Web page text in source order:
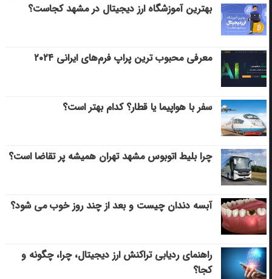
بهترین آموزشگاه ارز دیجیتال در مشهد کجاست؟
معرفی محبوب ترین پراپ فرم‌های ایرانی ۲۰۲۴
سفر با هواپیما یا قطار؟ کدام بهتر است؟
چرا بلیط اتوبوس مشهد تهران همیشه پر تقاضا است؟
آبسه دندان چیست و بعد از چند روز خوب می‌ شود؟
راهنمای ردیابی تراکنش ارز دیجیتال، چرا، چگونه و
کجا؟